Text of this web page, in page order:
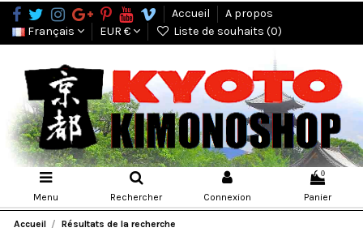
Accueil
A propos
Français
EUR € Liste de souhaits (0)
Menu Rechercher Connexion
0
Panier
Accueil Résultats de la recherche